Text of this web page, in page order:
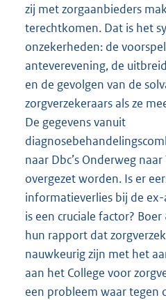
zij met zorgaanbieders
terechtkomen. Dat is het
onzekerheden: de
anteverevening, de
en de gevolgen van de
zorgverzekeraars als ze
De gegevens vanuit
naar Dbc’s Onderweg
overgezet worden. Is er
informatieverlies bij de
is een cruciale factor?
hun rapport dat
nauwkeurig zijn met het
aan het College voor
een probleem waar tegen